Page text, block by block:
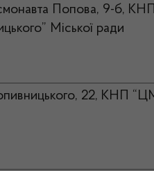
Попова, 9-б, КНП
Міської ради
22, КНП